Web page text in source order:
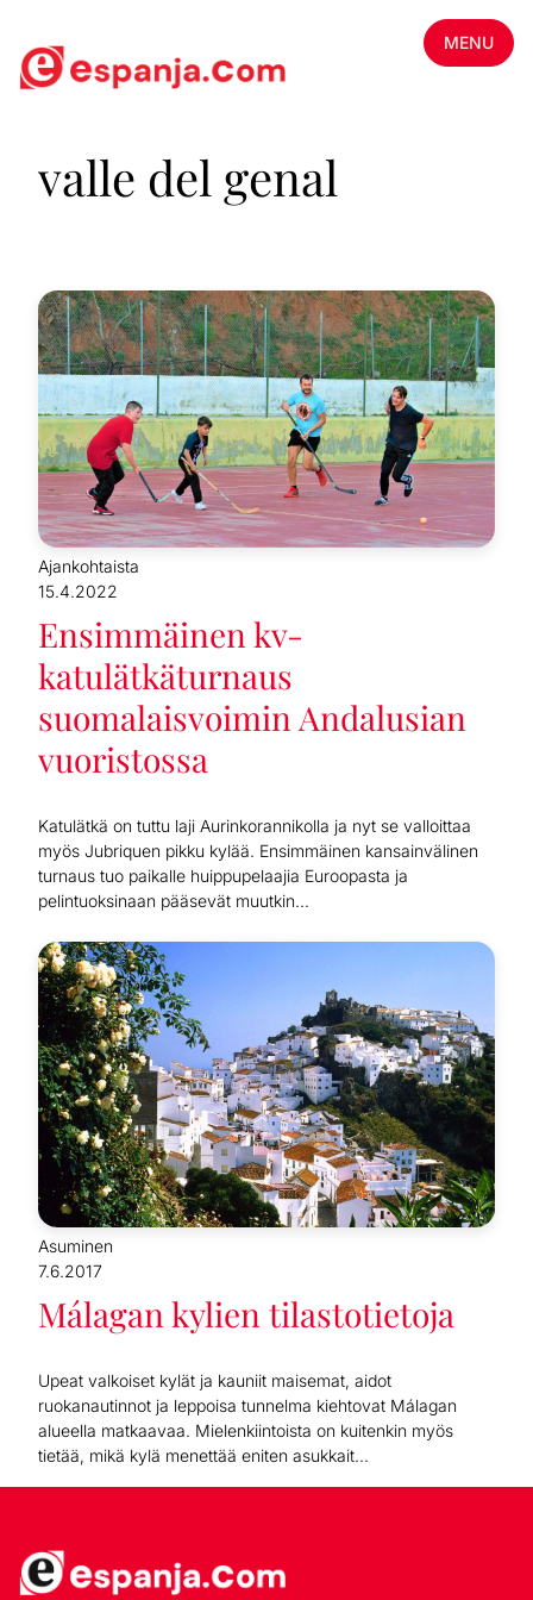
MENU
valle del genal
Ajankohtaista
15.4.2022
Ensimmäinen kv-
katulätkäturnaus
suomalaisvoimin Andalusian
vuoristossa
Katulätkä on tuttu laji Aurinkorannikolla ja nyt se valloittaa
myös Jubriquen pikku kylää. Ensimmäinen kansainvälinen
turnaus tuo paikalle huippupelaajia Euroopasta ja
pelintuoksinaan pääsevät muutkin...
Asuminen
7.6.2017
Málagan kylien tilastotietoja
Upeat valkoiset kylät ja kauniit maisemat, aidot
ruokanautinnot ja leppoisa tunnelma kiehtovat Málagan
alueella matkaavaa. Mielenkiintoista on kuitenkin myös
tietää, mikä kylä menettää eniten asukkait...